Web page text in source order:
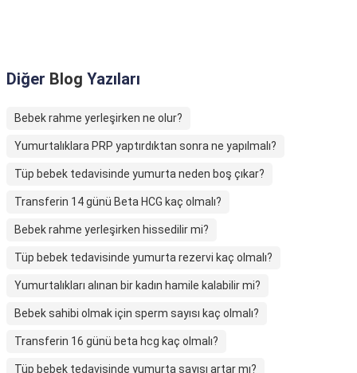
Diğer Blog Yazıları
Bebek rahme yerleşirken ne olur?
Yumurtalıklara PRP yaptırdıktan sonra ne yapılmalı?
Tüp bebek tedavisinde yumurta neden boş çıkar?
Transferin 14 günü Beta HCG kaç olmalı?
Bebek rahme yerleşirken hissedilir mi?
Tüp bebek tedavisinde yumurta rezervi kaç olmalı?
Yumurtalıkları alınan bir kadın hamile kalabilir mi?
Bebek sahibi olmak için sperm sayısı kaç olmalı?
Transferin 16 günü beta hcg kaç olmalı?
Tüp bebek tedavisinde yumurta sayısı artar mı?